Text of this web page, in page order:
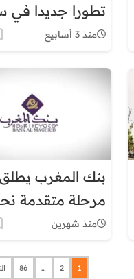
تطورا جديدا في
الدرهم أمام الأورو
منذ 3 أسابيع
بنك المغرب يطلق
مرحلة متقدمة
“استهداف
2027
منذ شهرين
1
2
…
86